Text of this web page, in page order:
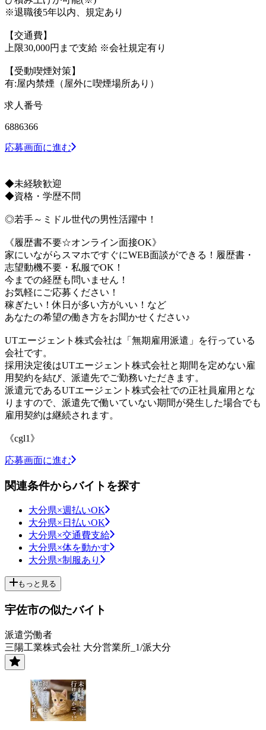
※退職後5年以内、規定あり
【交通費】
上限30,000円まで支給 ※会社規定有り
【受動喫煙対策】
有:屋内禁煙（屋外に喫煙場所あり）
求人番号
6886366
応募画面に進む
◆未経験歓迎
◆資格・学歴不問
◎若手～ミドル世代の男性活躍中！
《履歴書不要☆オンライン面接OK》
家にいながらスマホですぐにWEB面談ができる！履歴書・
志望動機不要・私服でOK！
今までの経歴も問いません！
お気軽にご応募ください！
稼ぎたい！休日が多い方がいい！など
あなたの希望の働き方をお聞かせください♪
UTエージェント株式会社は「無期雇用派遣」を行っている
会社です。
採用決定後はUTエージェント株式会社と期間を定めない雇
用契約を結び、派遣先でご勤務いただきます。
派遣元であるUTエージェント株式会社での正社員雇用とな
りますので、派遣先で働いていない期間が発生した場合でも
雇用契約は継続されます。
《cgl1》
応募画面に進む
関連条件からバイトを探す
大分県×週払いOK
大分県×日払いOK
大分県×交通費支給
大分県×体を動かす
大分県×制服あり
もっと見る
宇佐市の似たバイト
派遣労働者
三陽工業株式会社 大分営業所_1/派大分